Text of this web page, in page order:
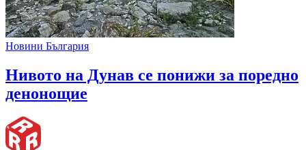
Новини България
Нивото на Дунав се понижи за поредно
денонощие